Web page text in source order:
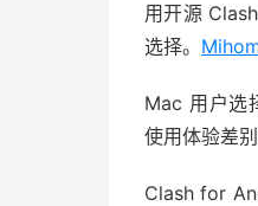
用开源
选择。
Mac 用户选
使用体验差
Clash for